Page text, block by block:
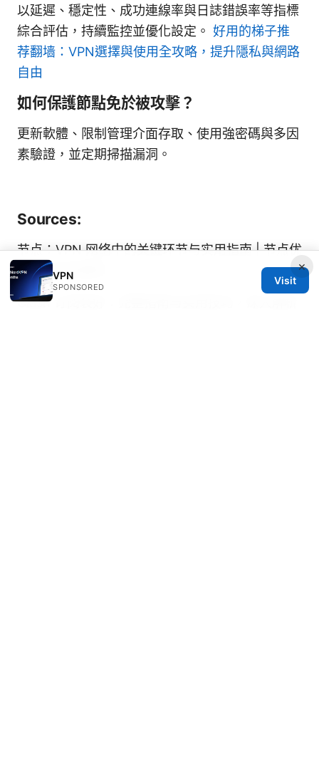
以延遲、穩定性、成功連線率與日誌錯誤率等指標
綜合評估，持續監控並優化設定。 好用的梯子推
荐翻墙：VPN選擇與使用全攻略，提升隱私與網路
自由
如何保護節點免於被攻擊？
更新軟體、限制管理介面存取、使用強密碼與多因
素驗證，並定期掃描漏洞。
Sources:
节点：VPN 网络中的关键环节与实用指南 | 节点优
化与安全性解析
Clash 订阅装好：完整指南与实用技巧，深入解析
×
VPN
SPONSORED
Visit